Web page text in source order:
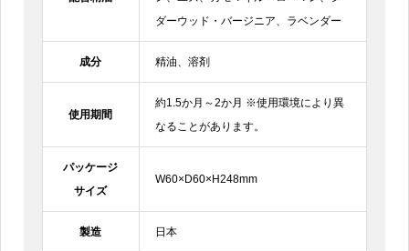
ダーウッド・バージニア、ラベンダー
成分 精油、溶剤
使用期間
約1.5か月～2か月 ※使用環境により異
なることがあります。
パッケージ
サイズ
W60×D60×H248mm
製造 日本